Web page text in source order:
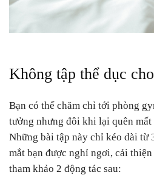
Không tập thể dục
Bạn có thể chăm chỉ tới phòng
tưởng nhưng đôi khi lại quên mất
Những bài tập này chỉ kéo dài từ
mắt bạn được nghỉ ngơi, cải
tham khảo 2 động tác sau: